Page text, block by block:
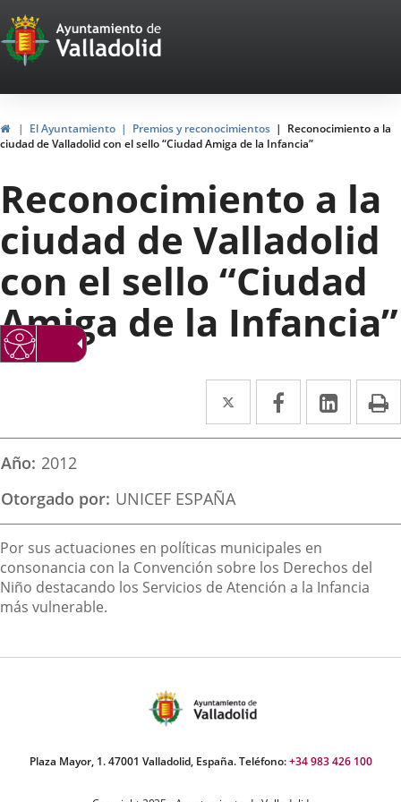
Portal
Web
del
Ayuntamiento
de
Valladolid
HomeEl Ayuntamiento Premios y reconocimientos
Reconocimiento a la
ciudad de Valladolid con el sello “Ciudad Amiga de la Infancia”
Reconocimiento a la
ciudad de Valladolid
con el sello “Ciudad
Amiga de la Infancia”
Twitter
Enlace
a
externa.
Facebook
Enlace
a
externa.
Enlace
a
Año 2012
Otorgado por UNICEF ESPAÑA
Descripción
Por sus actuaciones en políticas municipales en
consonancia con la Convención sobre los Derechos del
Niño destacando los Servicios de Atención a la Infancia
más vulnerable.
Plaza Mayor, 1. 47001 Valladolid, España. Teléfono:+34 983 426 100